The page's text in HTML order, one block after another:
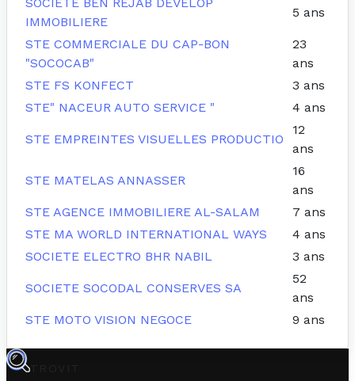
IMMOBILIERE
5 ans
STE COMMERCIALE DU CAP-BON
"SOCOCAB"
23
ans
STE FS KONFECT
3 ans
STE" NACEUR AUTO SERVICE "
4 ans
STE EMPREINTES VISUELLES PRODUCTIO
12
ans
STE MATELAS ANNASSER
16
ans
STE AGENCE IMMOBILIERE AL-SALAM
7 ans
STE MA WORLD INTERNATIONAL WAYS
4 ans
SOCIETE ELECTRO BHR NABIL
3 ans
SOCIETE SOCODAL CONSERVES SA
52
ans
STE MOTO VISION NEGOCE
9 ans
TROVIT